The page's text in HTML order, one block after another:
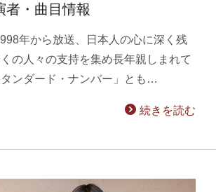
者・曲目情報
年から放送、日本人の心に深く残
の人々の支持を集め長年親しまれて
ンダード・ナンバー」とも…
続きを読む